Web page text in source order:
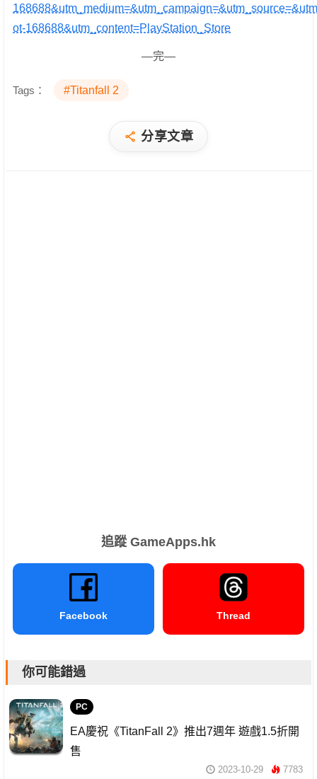
ot-168688&utm_content=PlayStation_Store
—完—
Tags： #Titanfall 2
分享文章
追蹤 GameApps.hk
Facebook Thread
你可能錯過
PC
EA慶祝《TitanFall 2》推出7週年 遊戲1.5折開
售
2023-10-29 7783